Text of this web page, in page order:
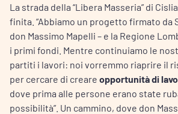
La strada della “Libera Masseria” di
finita. “Abbiamo un progetto firmato da
don Massimo Mapelli – e la Regione
i primi fondi. Mentre continuiamo le
partiti i lavori: noi vorremmo riaprire il
per cercare di creare opportunità di
dove prima alle persone erano state
possibilità”. Un cammino, dove don